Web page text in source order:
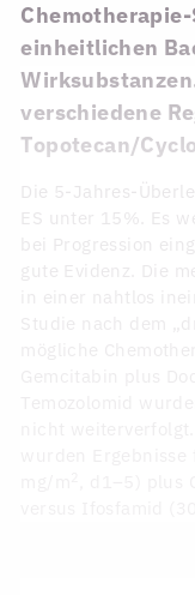
einheitlichen
verschiedene
Topotecan/
Die 5-Jahres-
ES unter 15%. Es
bei Progression